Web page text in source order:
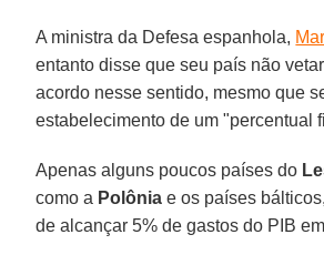
A ministra da Defesa espanhola,
entanto disse que seu país não
acordo nesse sentido, mesmo que
estabelecimento de um "percentual
Apenas alguns poucos países do
como a Polônia e os países
de alcançar 5% de gastos do PIB